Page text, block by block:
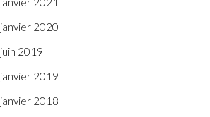
janvier 2020
juin 2019
janvier 2019
janvier 2018